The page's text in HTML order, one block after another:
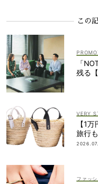
この
「
残る
VERY
【1
旅行
バッ
ファッ